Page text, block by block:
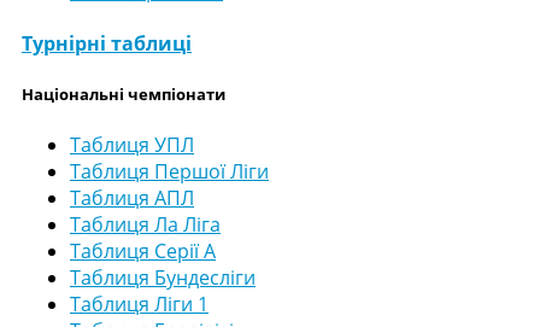
Турнірні таблиці
Національні чемпіонати
Таблиця УПЛ
Таблиця Першої Ліги
Таблиця АПЛ
Таблиця Ла Ліга
Таблиця Серії А
Таблиця Бундесліги
Таблиця Ліги 1